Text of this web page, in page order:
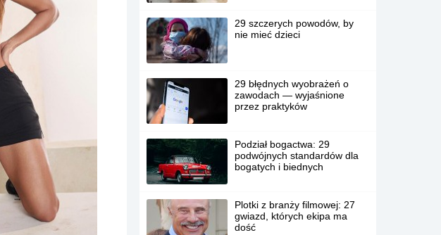
29 szczerych powodów, by
nie mieć dzieci
29 błędnych wyobrażeń o
zawodach — wyjaśnione
przez praktyków
Podział bogactwa: 29
podwójnych standardów dla
bogatych i biednych
Plotki z branży filmowej: 27
gwiazd, których ekipa ma
dość